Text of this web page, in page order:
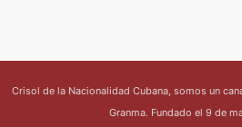
Crisol de la Nacionalidad Cubana, somos un
Granma. Fundado el 9 de